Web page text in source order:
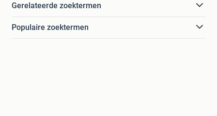
Gerelateerde zoektermen
Populaire zoektermen